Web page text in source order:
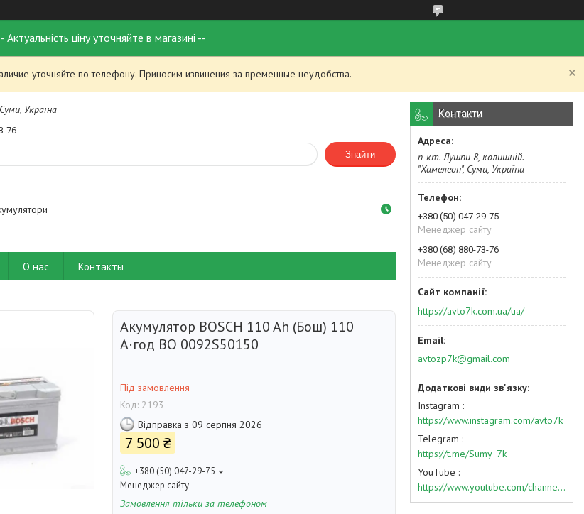
Актуальність ціну уточняйте в магазині --
уточняйте по телефону. Приносим извинения за временные неудобства.
Україна
76
Знайти
О нас Контакты
Акумулятор BOSCH 110 Ah (Бош) 110
А·год BO 0092S50150
Під замовлення
Код: 2193
Відправка з 09 серпня 2026
7 500 ₴
+380 (50) 047-29-75
Менеджер сайту
Замовлення тільки за телефоном
Контакти
п-кт. Лушпи 8, колишній.
"Хамелеон", Суми, Україна
+380 (50) 047-29-75
Менеджер сайту
+380 (68) 880-73-76
Менеджер сайту
https://avto7k.com.ua/ua/
avtozp7k@gmail.com
Instagram
https://www.instagram.com/avto7k
Telegram
https://t.me/Sumy_7k
YouTube
https://www.youtube.com/channel/UC574nvqqf5H_LzT4Va_GpQg?view_as=subscriber